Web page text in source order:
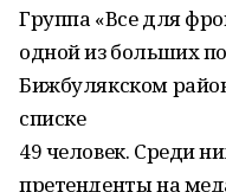
Группа «Все для
одной из больших
Бижбулякском
списке
49 человек. Среди
претенденты на